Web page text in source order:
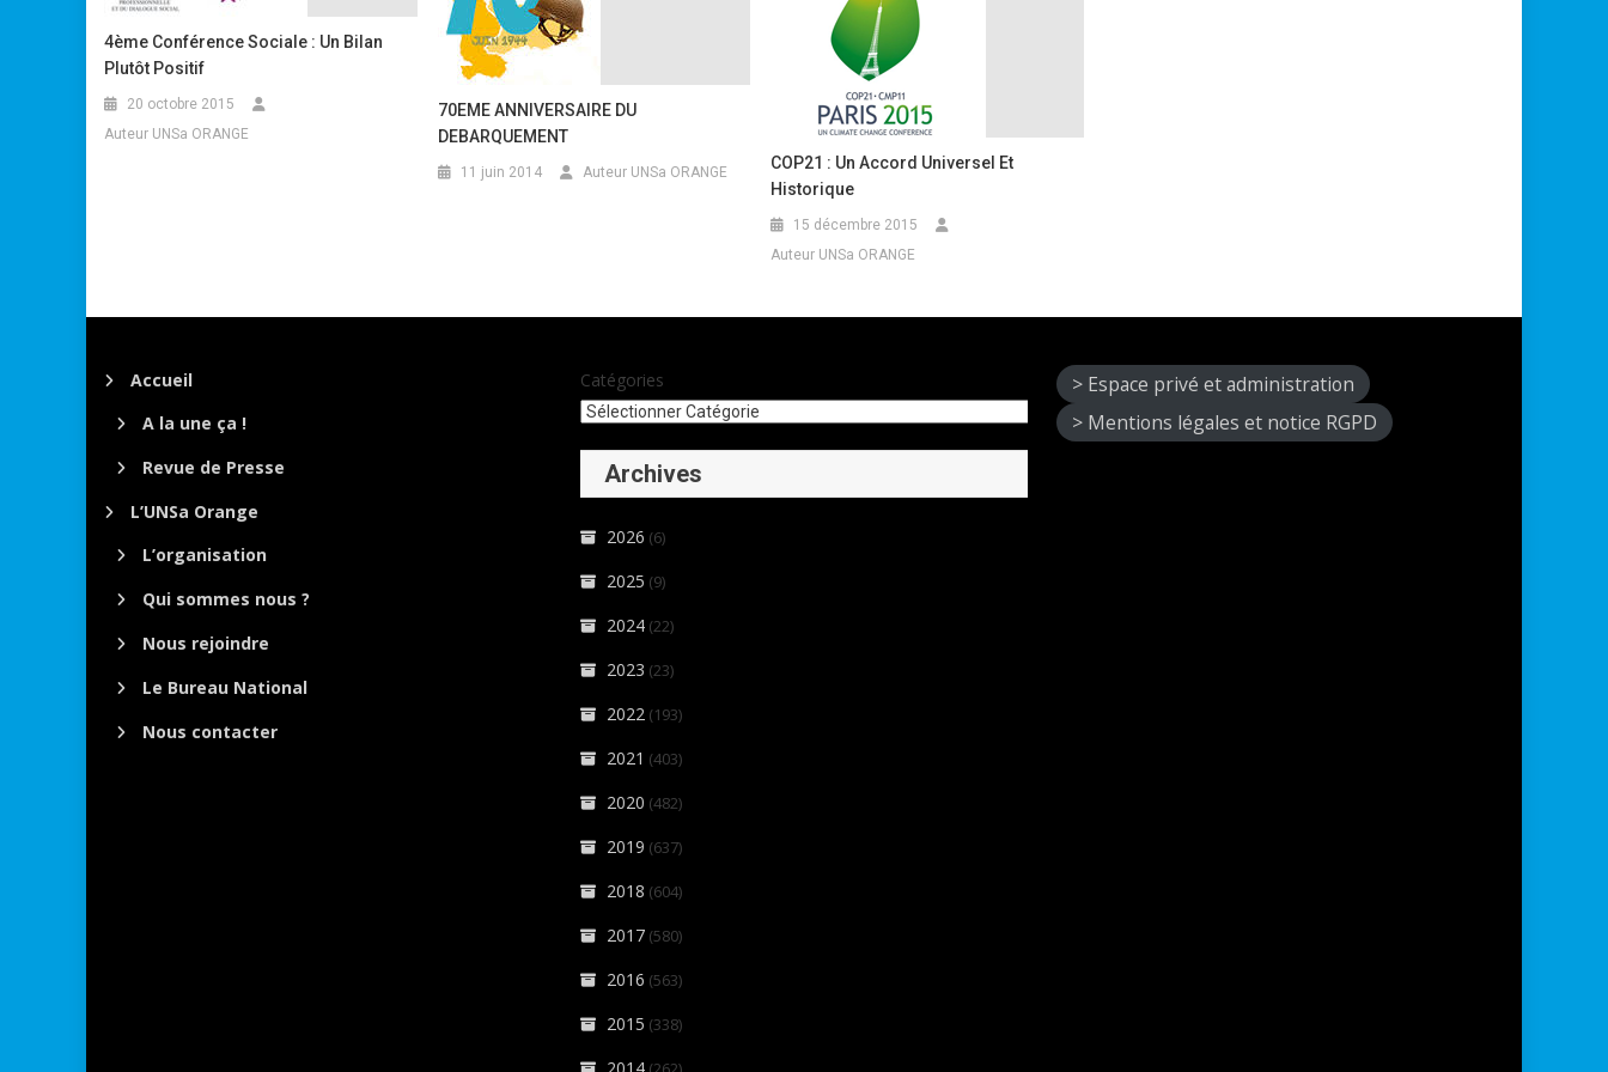
4ème Conférence Sociale : Un Bilan
Plutôt Positif
20 octobre 2015
Auteur UNSa ORANGE
70EME ANNIVERSAIRE DU
DEBARQUEMENT
11 juin 2014 Auteur UNSa ORANGE
COP21 : Un Accord Universel Et
Historique
15 décembre 2015
Auteur UNSa ORANGE
Accueil
A la une ça !
Revue de Presse
L’UNSa Orange
L’organisation
Qui sommes nous ?
Nous rejoindre
Le Bureau National
Nous contacter
Catégories
Archives
2026 (6)
2025 (9)
2024 (22)
2023 (23)
2022 (193)
2021 (403)
2020 (482)
2019 (637)
2018 (604)
2017 (580)
2016 (563)
2015 (338)
> Espace privé et administration
> Mentions légales et notice RGPD